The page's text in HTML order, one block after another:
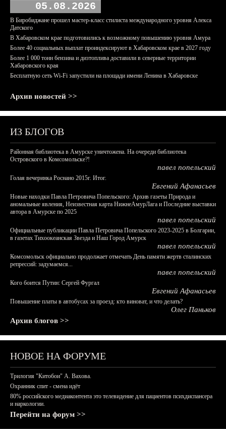
05.08.2026
В Биробиджане прошел мастер-класс стилиста международного уровня Алекса
Датского
В Хабаровском крае подготовились к возможному повышению уровня Амура
Более 40 социальных выплат проиндексируют в Хабаровском крае в 2027 году
Более 1 000 тонн бензина и дизтоплива доставили в северные территории
Хабаровского края
Бесплатную сеть Wi-Fi запустили на площади имени Ленина в Хабаровске
Архив новостей >>
ИЗ БЛОГОВ
Районная библиотека в Амурске уничтожена. На очереди библиотека
Островского в Комсомольске?!
павел попельский
Голая вечеринка Роснано 2015г. Итог.
Евгений Афанасьев
Новые находки Павла Петровича Попельского: Архив газеты Природа и
аномальные явления, Неизвестная карта НижнеАмурЛага и Последние выставки
автора в Амурске по 2025
павел попельский
Официальные публикации Павла Петровича Попельского 2023-2025 в Болгарии,
в газетах Тихоокеанская Звезда и Наш Город Амурск
павел попельский
Комсомольск официально продолжает отмечать День памяти жертв сталинских
репрессий: задумаемся...
павел попельский
Кого боится Путин: Сергей Фургал
Евгений Афанасьев
Повышение платы в автобусах за проезд: кто виноват, и что делать?
Олег Паньков
Архив блогов >>
НОВОЕ НА ФОРУМЕ
Трилогия "Китобои" А. Вахова.
Охранник спит - смена идёт
80% российского медиаконтента это телевидение для пациентов психдиспансера
и наркологии.
Перейти на форум >>